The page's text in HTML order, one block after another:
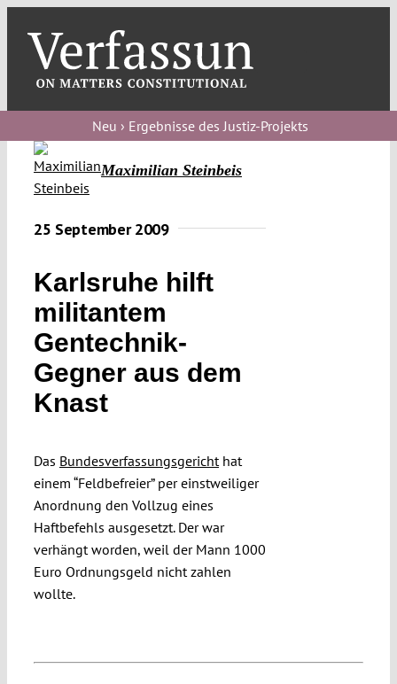
content
blog
Verfassungs
Verfassungs
Verfassungs
editorial
About
Funding
Projects
Neu › Ergebnisse des Justiz-Projekts
Maximilian Steinbeis
25 September 2009
Karlsruhe hilft
militantem
Gentechnik-
Gegner aus dem
Knast
Das Bundesverfassungsgerichthat
einem “Feldbefreier” per einstweiliger
Anordnung den Vollzug eines
Haftbefehls ausgesetzt. Der war
verhängt worden, weil der Mann 1000
Euro Ordnungsgeld nicht zahlen
wollte.